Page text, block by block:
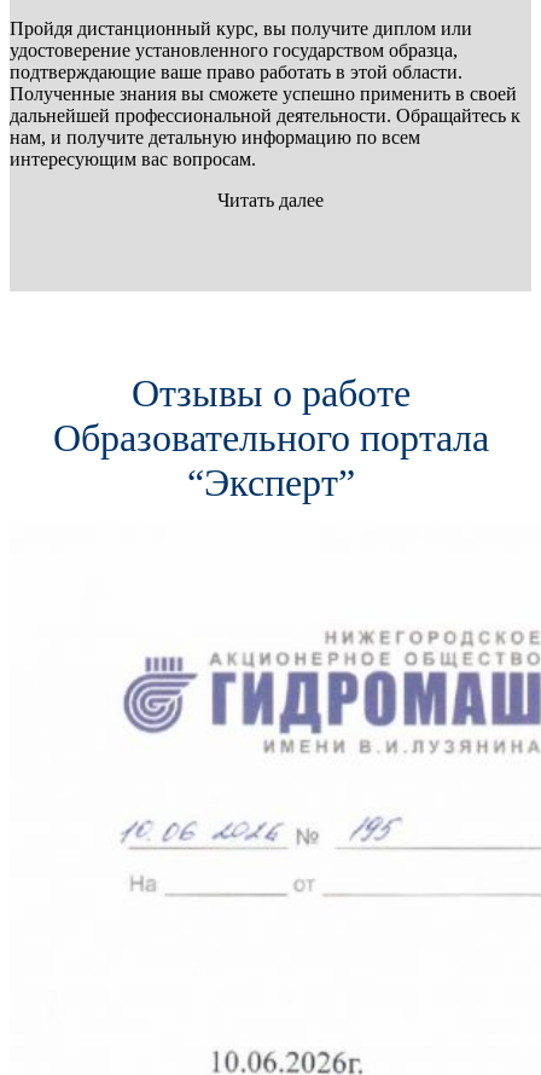
Пройдя дистанционный курс, вы получите диплом или
удостоверение установленного государством образца,
подтверждающие ваше право работать в этой области.
Полученные знания вы сможете успешно применить в своей
дальнейшей профессиональной деятельности. Обращайтесь к
нам, и получите детальную информацию по всем
интересующим вас вопросам.
Читать далее
Отзывы о работе
Образовательного портала
“Эксперт”